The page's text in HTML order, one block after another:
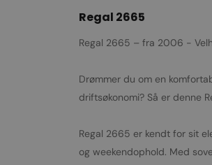
Regal 2665
Regal 2665 – fra 2006 -
Drømmer du om en
driftsøkonomi? Så er denne
Regal 2665 er kendt for sit
og weekendophold. Med